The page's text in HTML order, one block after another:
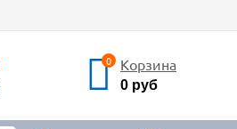
0 Корзина
0 руб